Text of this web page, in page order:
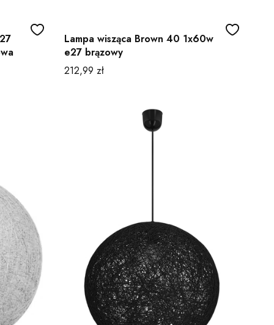
Lampa wisząca Brown 40 1x60w
e27 brązowy
Cena
212,99 zł